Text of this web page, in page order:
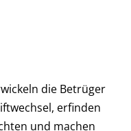
die Betrüger
erfinden
und machen